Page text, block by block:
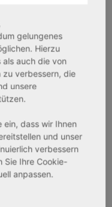
gelungenes
Hierzu
als auch die von
zu verbessern, die
unsere
ein, dass wir Ihnen
und unser
verbessern
Sie Ihre Cookie-
anpassen.